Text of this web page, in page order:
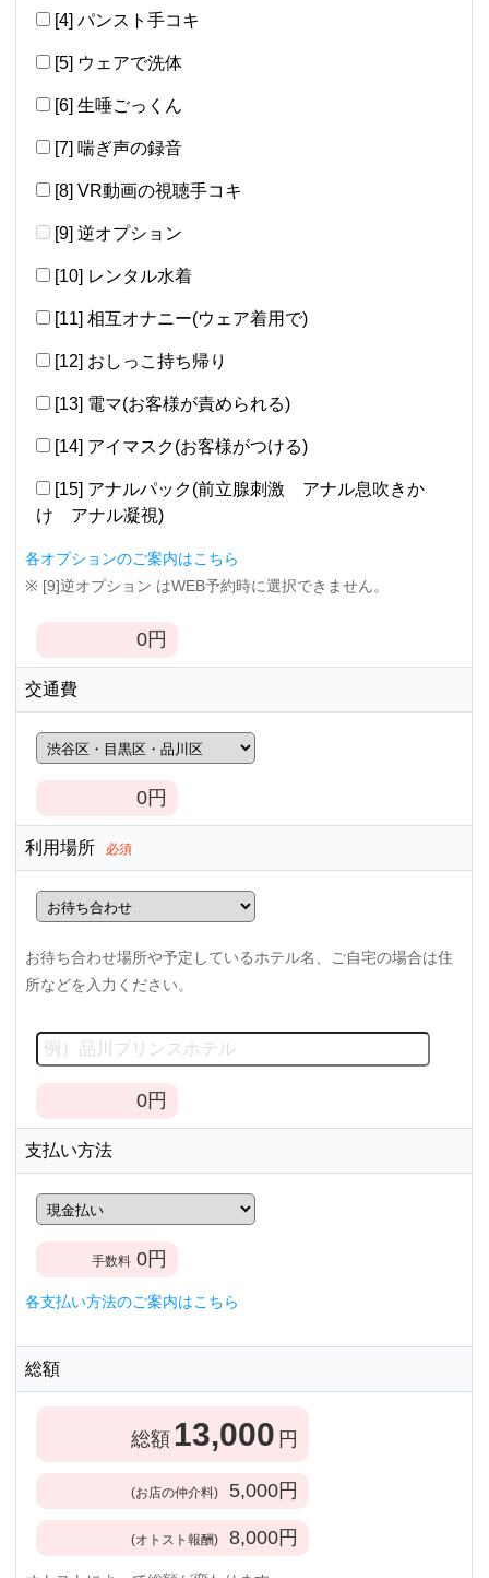
[4] パンスト手コキ
[5] ウェアで洗体
[6] 生唾ごっくん
[7] 喘ぎ声の録音
[8] VR動画の視聴手コキ
[9] 逆オプション
[10] レンタル水着
[11] 相互オナニー(ウェア着用で)
[12] おしっこ持ち帰り
[13] 電マ(お客様が責められる)
[14] アイマスク(お客様がつける)
[15] アナルパック(前立腺刺激 アナル息吹きか
け アナル凝視)
各オプションのご案内はこちら
※ [9]逆オプション はWEB予約時に選択できません。
0円
交通費
0円
利用場所 必須
お待ち合わせ場所や予定しているホテル名、ご自宅の場合は住
所などを入力ください。
0円
支払い方法
手数料 0円
各支払い方法のご案内はこちら
総額
総額 13,000 円
(お店の仲介料) 5,000円
(オトスト報酬) 8,000円